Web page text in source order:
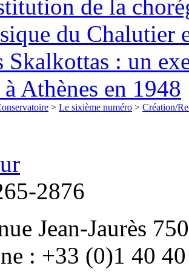
de la
du Chalutier
Skalkottas : un
Athènes en 1948
> Le sixième numéro > Création/
2876
Jean-Jaurès
: +33 (0)1 40